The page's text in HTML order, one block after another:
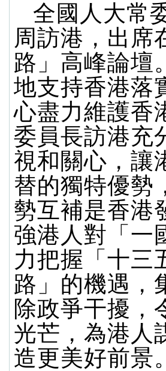
全國人大常
周訪港，出席
路」高峰論壇
地支持香港落
心盡力維護香
委員長訪港充
視和關心，讓
替的獨特優勢
勢互補是香港
強港人對「一
力把握「十三
路」的機遇，
除政爭干擾，
光芒，為港人
造更美好前景。